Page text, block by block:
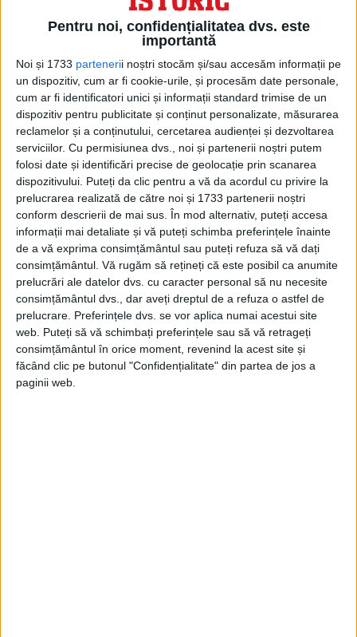
Pentru noi, confidențialitatea dvs. este
importantă
Noi și 1733 partenerii noștri stocăm și/sau accesăm informații pe
un dispozitiv, cum ar fi cookie-urile, și procesăm date personale,
cum ar fi identificatori unici și informații standard trimise de un
dispozitiv pentru publicitate și conținut personalizate, măsurarea
reclamelor și a conținutului, cercetarea audienței și dezvoltarea
serviciilor. Cu permisiunea dvs., noi și partenerii noștri putem
folosi date și identificări precise de geolocație prin scanarea
dispozitivului. Puteți da clic pentru a vă da acordul cu privire la
prelucrarea realizată de către noi și 1733 partenerii noștri
conform descrierii de mai sus. În mod alternativ, puteți accesa
informații mai detaliate și vă puteți schimba preferințele înainte
de a vă exprima consimțământul sau puteți refuza să vă dați
consimțământul. Vă rugăm să rețineți că este posibil ca anumite
prelucrări ale datelor dvs. cu caracter personal să nu necesite
consimțământul dvs., dar aveți dreptul de a refuza o astfel de
prelucrare. Preferințele dvs. se vor aplica numai acestui site
web. Puteți să vă schimbați preferințele sau să vă retrageți
consimțământul în orice moment, revenind la acest site și
făcând clic pe butonul "Confidențialitate" din partea de jos a
paginii web.
Acum, după sosirea rezultatelor, este cert:
generalul favorit al lui Napoleon a fost
identificat oficial.
Scheletul găsit de arheologi era într-un
sicriu din lemn într-un parc sub fundația
unei săli de dans.